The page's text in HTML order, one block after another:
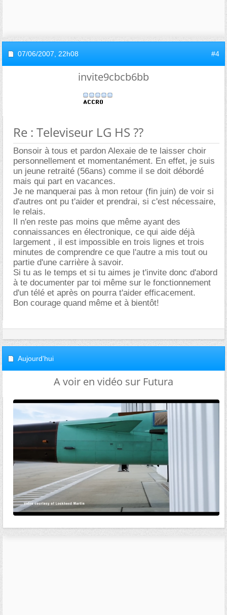
07/06/2007, 22h08 #4
invite9cbcb6bb
Re : Televiseur LG HS ??
Bonsoir à tous et pardon Alexaie de te laisser choir
personnellement et momentanément. En effet, je suis
un jeune retraité (56ans) comme il se doit débordé
mais qui part en vacances.
Je ne manquerai pas à mon retour (fin juin) de voir si
d'autres ont pu t'aider et prendrai, si c'est nécessaire,
le relais.
Il n'en reste pas moins que même ayant des
connaissances en électronique, ce qui aide déjà
largement , il est impossible en trois lignes et trois
minutes de comprendre ce que l'autre a mis tout ou
partie d'une carrière à savoir.
Si tu as le temps et si tu aimes je t'invite donc d'abord
à te documenter par toi même sur le fonctionnement
d'un télé et après on pourra t'aider efficacement.
Bon courage quand même et à bientôt!
Aujourd'hui
A voir en vidéo sur Futura